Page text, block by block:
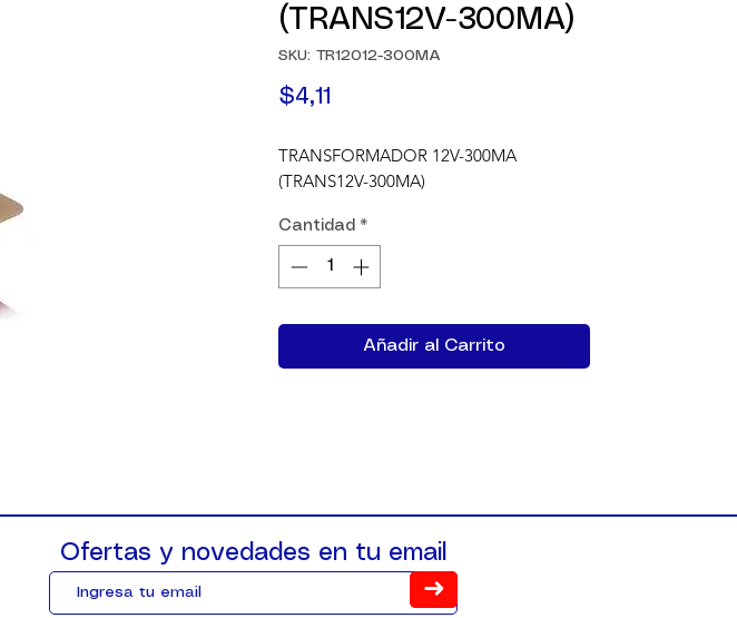
(TRANS12V-300MA)
SKU: TR12012-300MA
$4,11
TRANSFORMADOR 12V-300MA
(TRANS12V-300MA)
Cantidad *
Añadir al Carrito
Ofertas y novedades en tu email
➜